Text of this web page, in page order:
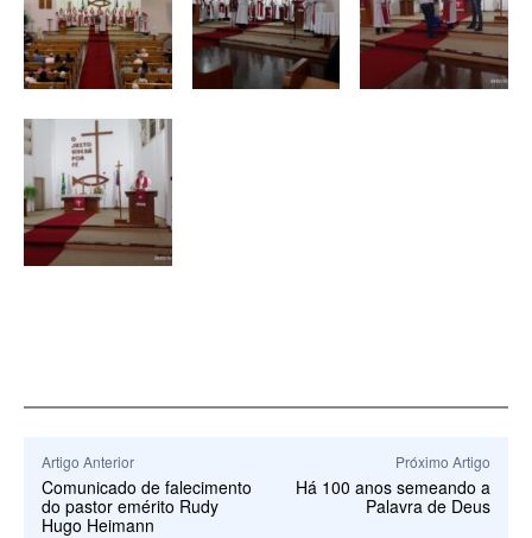
Artigo Anterior
Comunicado de falecimento
do pastor emérito Rudy
Hugo Heimann
Próximo Artigo
Há 100 anos semeando a
Palavra de Deus